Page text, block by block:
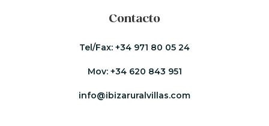
Contacto
Tel/Fax: +34 971 80 05 24
Mov: +34 620 843 951
info@ibizaruralvillas.com